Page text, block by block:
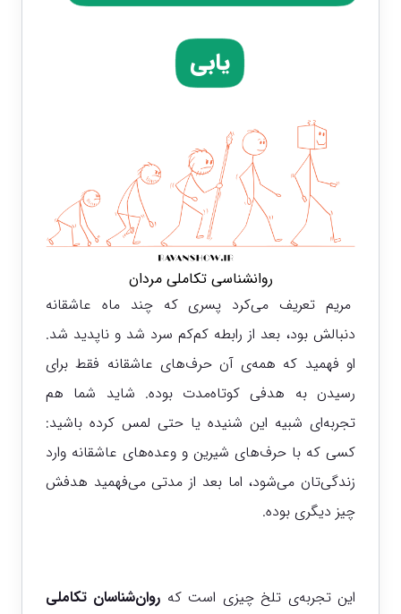
یابی
روانشناسی تکاملی مردان
مریم تعریف می‌کرد پسری که چند ماه عاشقانه
دنبالش بود، بعد از رابطه کم‌کم سرد شد و ناپدید شد.
او فهمید که همه‌ی آن حرف‌های عاشقانه فقط برای
رسیدن به هدفی کوتاه‌مدت بوده. شاید شما هم
تجربه‌ای شبیه این شنیده یا حتی لمس کرده باشید:
کسی که با حرف‌های شیرین و وعده‌های عاشقانه وارد
زندگی‌تان می‌شود، اما بعد از مدتی می‌فهمید هدفش
چیز دیگری بوده.
این تجربه‌ی تلخ چیزی است که روان‌شناسان تکاملی